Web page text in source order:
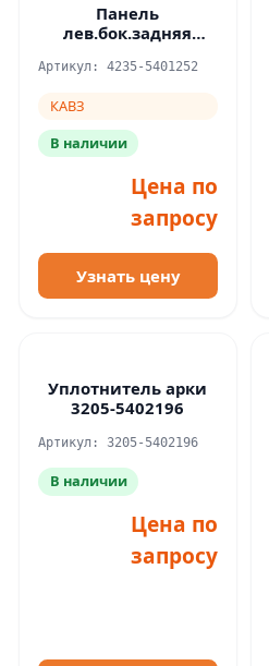
Панель
лев.бок.задняя
L=1260 \КАВЗ 4235
Артикул: 4235-5401252
КАВЗ
В наличии
Цена по
запросу
Узнать цену
Уплотнитель арки
3205-5402196
Артикул: 3205-5402196
В наличии
Цена по
запросу